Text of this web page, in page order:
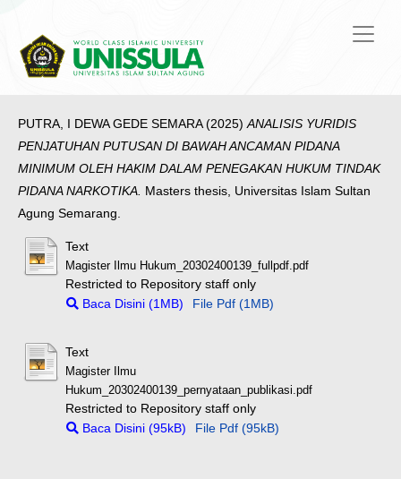
PUTRA, I DEWA GEDE SEMARA(2025)ANALISIS YURIDIS
PENJATUHAN PUTUSAN DI BAWAH ANCAMAN PIDANA
MINIMUM OLEH HAKIM DALAM PENEGAKAN HUKUM TINDAK
PIDANA NARKOTIKA. Masters thesis, Universitas Islam Sultan
Agung Semarang.
Text
Magister Ilmu Hukum_20302400139_fullpdf.pdf
Restricted to Repository staff only
Baca Disini (1MB)
File Pdf (1MB)
Text
Magister Ilmu
Hukum_20302400139_pernyataan_publikasi.pdf
Restricted to Repository staff only
Baca Disini (95kB)
File Pdf (95kB)